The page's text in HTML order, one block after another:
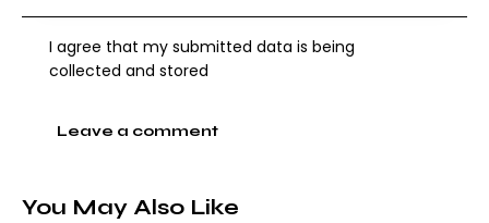
I agree that my submitted data is being
collected and stored
You May Also Like